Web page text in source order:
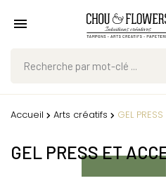
Accueil Arts créatifs GEL
GEL PRESS ET